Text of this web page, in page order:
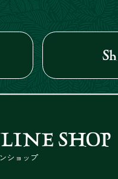
SHOP
ショップ